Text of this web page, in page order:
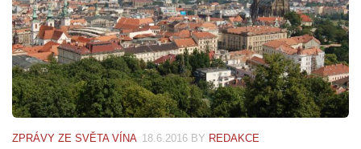
ZPRÁVY ZE SVĚTA VÍNA 18.6.2016 BY REDAKCE